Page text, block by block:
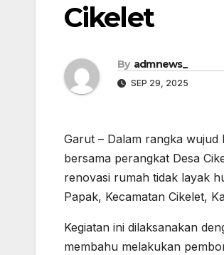
Cikelet
By admnews_
SEP 29, 2025
Garut – Dalam rangka
bersama perangkat Desa
renovasi rumah tidak layak
Papak, Kecamatan Cikelet,
Kegiatan ini dilaksanakan
membahu melakukan